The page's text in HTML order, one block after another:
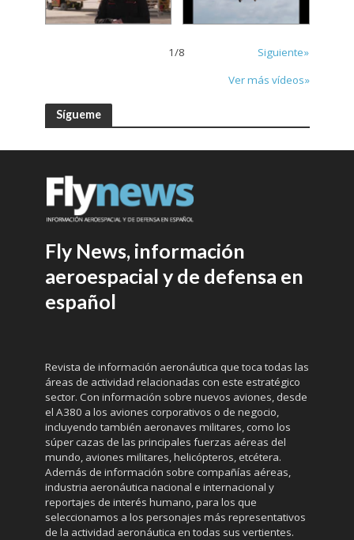
1/8
Siguiente»
Ver más vídeos»
Sígueme
Fly News, información
aeroespacial y de defensa en
español
Revista de información aeronáutica que toca todas las
áreas de actividad relacionadas con este estratégico
sector. Con información sobre nuevos aviones, desde
el A380 a los aviones corporativos o de negocio,
incluyendo también aeronaves militares, como los
súper cazas de las principales fuerzas aéreas del
mundo, aviones militares, helicópteros, etcétera.
Además de información sobre compañías aéreas,
industria aeronáutica nacional e internacional y
reportajes de interés humano, para los que
seleccionamos a los personajes más representativos
de la actividad aeronáutica en todas sus vertientes.